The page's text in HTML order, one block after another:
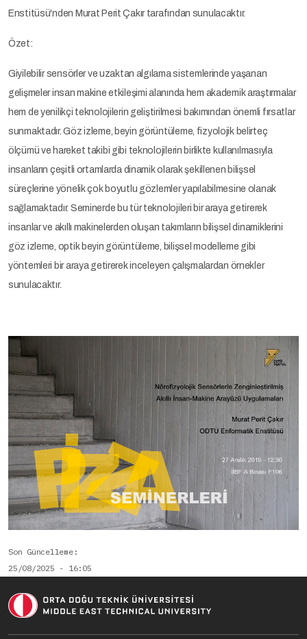
Enstitüsü'nden Murat Perit Çakır tarafından sunulacaktır.
Özet:
Giyilebilir sensörler ve uzaktan algılama sistemlerinde yaşanan
gelişmeler insan makine etkileşimi alanında hem akademik araştırmalar
hem de yenilikçi teknolojilerin geliştirilmesi bakımından önemli fırsatlar
sunmaktadır. Göz izleme, beyin görüntüleme, fizyolojik belirteç
ölçümü ve hareket takibi gibi teknolojilerin birlikte kullanılmasıyla
insanların çeşitli ortamlarda dinamik olarak şekillenen bilişsel
süreçlerine yönelik çok boyutlu gözlemler yapılabilmesine olanak
sağlamaktadır. Seminerde bu tür teknolojileri bir araya getirerek
insanlar ve akıllı makinelerden oluşan takımların bilişsel dinamiklerini
göz izleme, optik beyin görüntüleme, bilişsel modelleme gibi
yöntemleri bir araya getirerek inceleyen çalışmalardan örnekler
sunulacaktır.
Son Güncelleme
25/08/2025 - 16:05